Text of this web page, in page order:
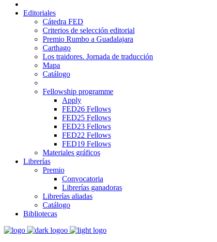
Editoriales
Cátedra FED
Criterios de selección editorial
Premio Rumbo a Guadalajara
Carthago
Los traidores. Jornada de traducción
Mapa
Catálogo
Fellowship programme
Apply
FED26 Fellows
FED25 Fellows
FED23 Fellows
FED22 Fellows
FED19 Fellows
Materiales gráficos
Librerías
Premio
Convocatoria
Librerías ganadoras
Librerías aliadas
Catálogo
Bibliotecas